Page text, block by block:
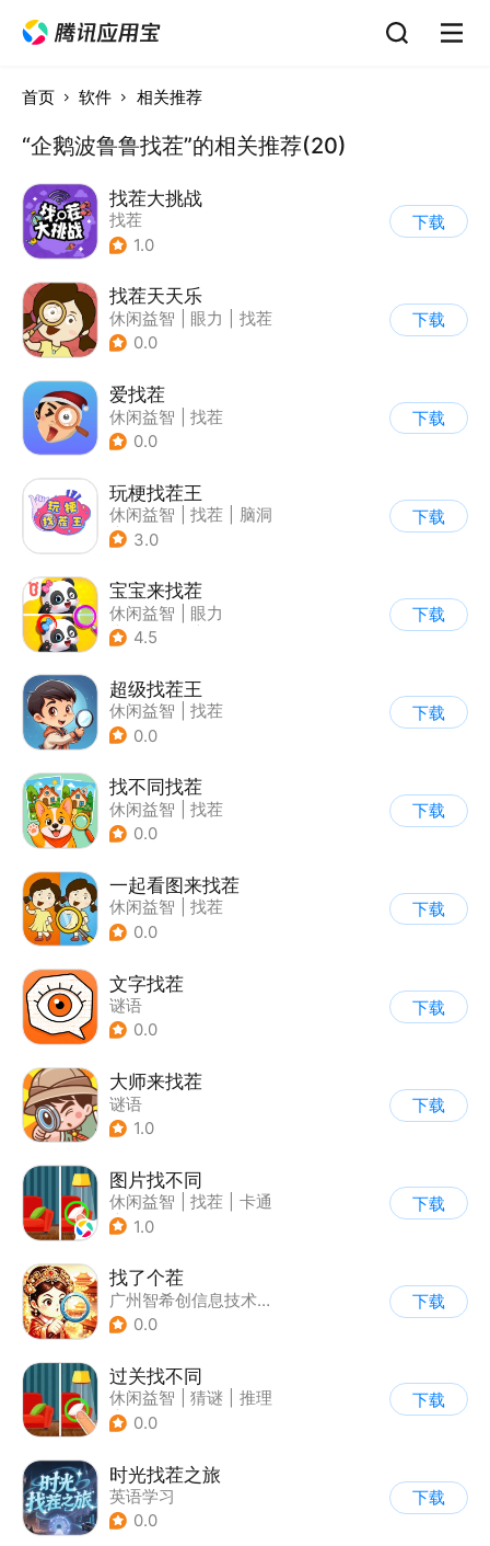
首页 软件 相关推荐
“企鹅波鲁鲁找茬”的相关推荐(20)
找茬大挑战
找茬
1.0
下载
找茬天天乐
休闲益智 眼力
找茬
0.0
下载
爱找茬
休闲益智
找茬
0.0
下载
玩梗找茬王
休闲益智 找茬
脑洞
| 烧脑
3.0
下载
宝宝来找茬
休闲益智
眼力
| 宝宝巴士
4.5
下载
超级找茬王
休闲益智
找茬
0.0
下载
找不同找茬
休闲益智
找茬
0.0
下载
一起看图来找茬
休闲益智
找茬
0.0
下载
文字找茬
谜语
0.0
下载
大师来找茬
谜语
1.0
下载
图片找不同
休闲益智 找茬
卡通
| 指动网络
1.0
下载
找了个茬
广州智希创信息技术有限公司
0.0
下载
过关找不同
休闲益智 猜谜
推理
| 卡通
0.0
下载
时光找茬之旅
英语学习
0.0
下载